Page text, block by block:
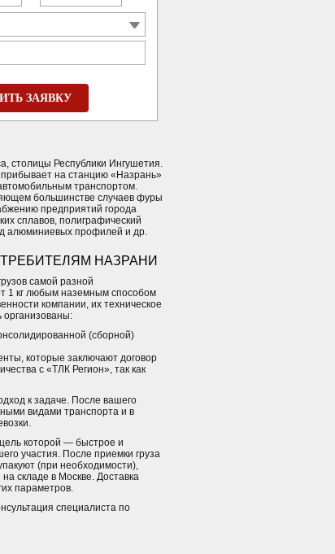
ЗАЯВКУ
столицы Республики Ингушетия.
на станцию «Назрань»
транспортом.
большинстве случаев фуры
предприятий города
сплавов, полиграфический
алюминиевых профилей и др.
НАЗРАНИ
самой разной
1 кг любым наземным способом
компании, их техническое
организованы:
(сборной)
которые заключают договор
с «ТЛК Регион», так как
к задаче. После вашего
видами транспорта и в
которой — быстрое и
участия. После приемки груза
(при необходимости),
складе в Москве. Доставка
параметров.
специалиста по